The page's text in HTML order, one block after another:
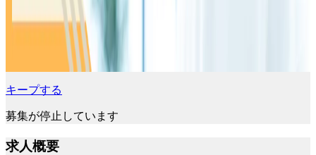
キープする
募集が停止しています
求人概要